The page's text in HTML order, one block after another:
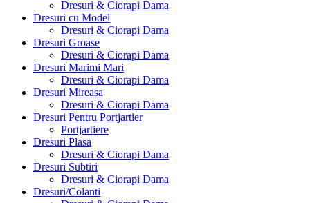
Dresuri & Ciorapi Dama
Dresuri cu Model
Dresuri & Ciorapi Dama
Dresuri Groase
Dresuri & Ciorapi Dama
Dresuri Marimi Mari
Dresuri & Ciorapi Dama
Dresuri Mireasa
Dresuri & Ciorapi Dama
Dresuri Pentru Portjartier
Portjartiere
Dresuri Plasa
Dresuri & Ciorapi Dama
Dresuri Subtiri
Dresuri & Ciorapi Dama
Dresuri/Colanti